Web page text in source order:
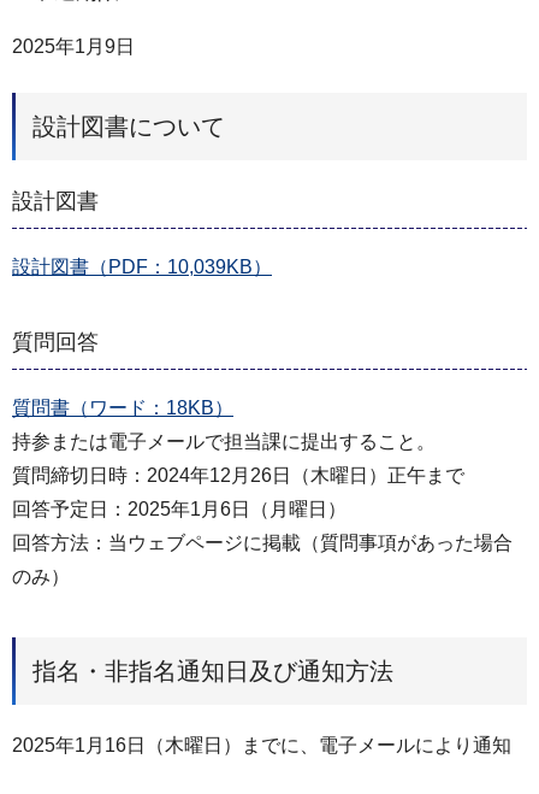
2025年1月9日
設計図書について
設計図書
設計図書（PDF：10,039KB）
質問回答
質問書（ワード：18KB）
持参または電子メールで担当課に提出すること。
質問締切日時：2024年12月26日（木曜日）正午まで
回答予定日：2025年1月6日（月曜日）
回答方法：当ウェブページに掲載（質問事項があった場合
のみ）
指名・非指名通知日及び通知方法
2025年1月16日（木曜日）までに、電子メールにより通知